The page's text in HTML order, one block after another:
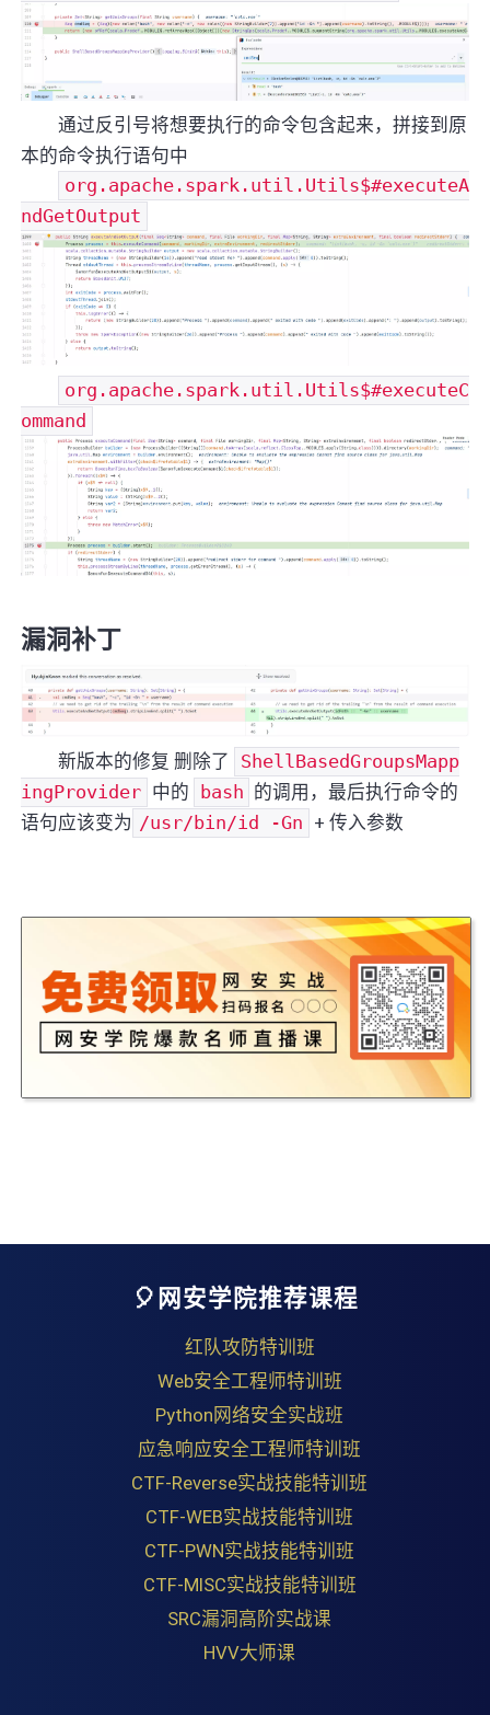
通过反引号将想要执行的命令包含起来，拼接到原
本的命令执行语句中
org.apache.spark.util.Utils$#executeA
ndGetOutput
org.apache.spark.util.Utils$#executeC
ommand
漏洞补丁
新版本的修复 删除了
ShellBasedGroupsMapp
ingProvider 中的 bash 的调用，最后执行命令的
语句应该变为 /usr/bin/id -Gn + 传入参数
🎈网安学院推荐课程
红队攻防特训班
Web安全工程师特训班
Python网络安全实战班
应急响应安全工程师特训班
CTF-Reverse实战技能特训班
CTF-WEB实战技能特训班
CTF-PWN实战技能特训班
CTF-MISC实战技能特训班
SRC漏洞高阶实战课
HVV大师课